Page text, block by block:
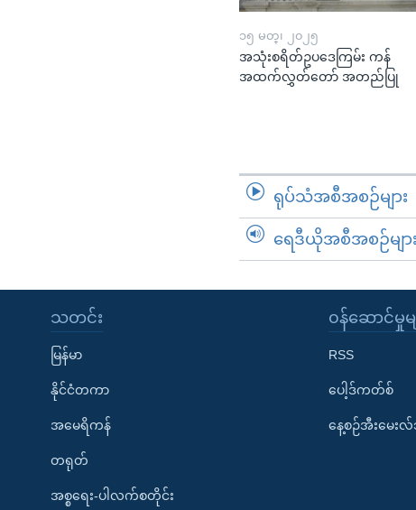
၁၅ မတ္၊ ၂၀၂၅
အသုံးစရိတ်ဥပဒေကြမ်း ကန်
အထက်လွှတ်တော် အတည်ပြု
ရုပ်သံအစီအစဉ်များ
ရေဒီယိုအစီအစဉ်များ
သတင်း
မြန်မာ
နိုင်ငံတကာ
အမေရိကန်
တရုတ်
အစ္စရေး-ပါလက်စတိုင်း
၀န်ဆောင်မှုမ
RSS
ပေါ့ဒ်ကတ်စ်
နေ့စဉ်အီးမေး